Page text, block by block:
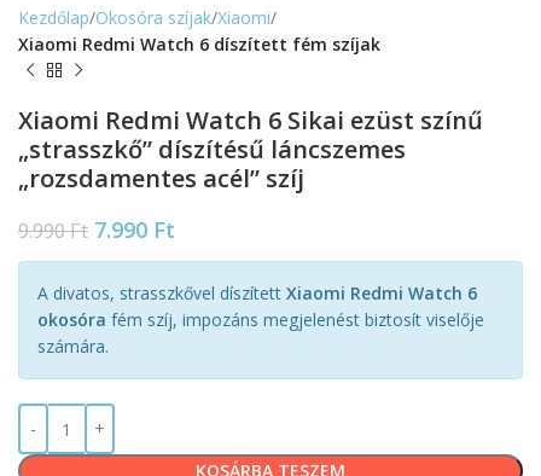
Kezdőlap Okosóra szíjak Xiaomi
Xiaomi Redmi Watch 6 díszített fém szíjak
Xiaomi Redmi Watch 6 Sikai ezüst színű
„strasszkő” díszítésű láncszemes
„rozsdamentes acél” szíj
9.990Ft 7.990 Ft
A divatos, strasszkővel díszített Xiaomi Redmi Watch 6
okosóra fém szíj, impozáns megjelenést biztosít viselője
számára.
KOSÁRBA TESZEM